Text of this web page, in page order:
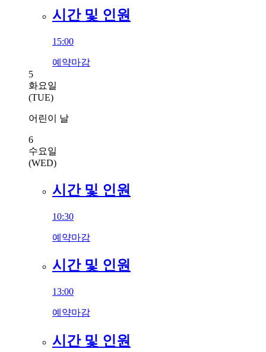
시간 및 인원
15:00
예약마감
5
화요일
(TUE)
어린이 날
6
수요일
(WED)
시간 및 인원
10:30
예약마감
시간 및 인원
13:00
예약마감
시간 및 인원